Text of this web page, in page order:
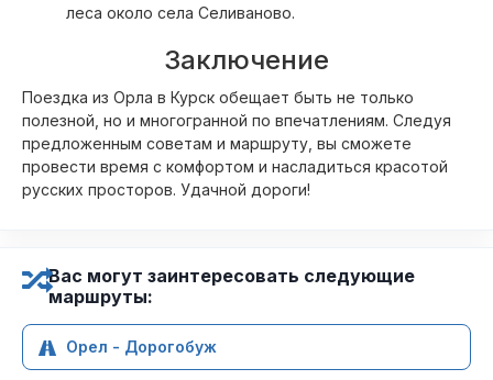
леса около села Селиваново.
Заключение
Поездка из Орла в Курск обещает быть не только
полезной, но и многогранной по впечатлениям. Следуя
предложенным советам и маршруту, вы сможете
провести время с комфортом и насладиться красотой
русских просторов. Удачной дороги!
Вас могут заинтересовать следующие
маршруты:
Орел - Дорогобуж